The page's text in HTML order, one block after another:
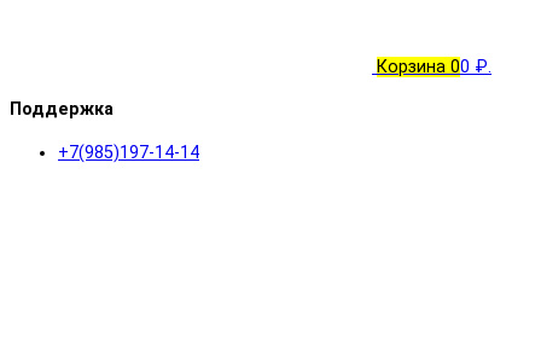
Корзина 00 ₽.
Поддержка
+7(985)197-14-14